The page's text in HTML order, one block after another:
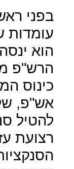
בפני
עומדות
הוא
הרש"פ
כינוס
אש"פ,
להטיל
רצועת